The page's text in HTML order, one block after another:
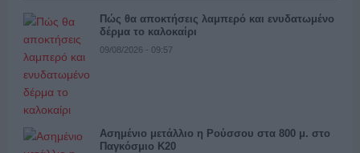
Πώς θα αποκτήσεις λαμπερό και ενυδατωμένο
δέρμα το καλοκαίρι
09/08/2026 - 09:57
Ασημένιο μετάλλιο η Ρούσσου στα 800 μ. στο
Παγκόσμιο Κ20